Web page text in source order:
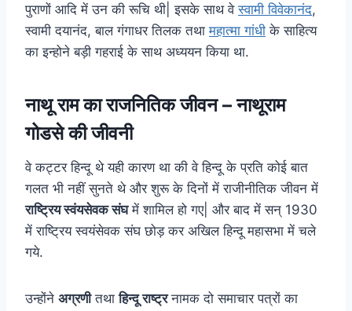
पुराणों आदि में उन की रूचि थी| इसके साथ वेस्वामी विवेकानंद,
स्वामी दयानंद, बाल गंगाधर तिलक तथामहात्मा गांधी के साहित्य
का इन्होने बड़ी गहराई के साथ अध्ययन किया था.
नाथू राम का राजनितिक जीवन – नाथूराम
गोडसे की जीवनी
वे कट्टर हिन्दू थे यही कारण था की वे हिन्दू के प्रति कोई बात
गलत भी नहीं सुनते थे और शुरू के दिनों में राजीनीतिक जीवन में
राष्ट्रिय स्वंयसेवक संघमें शामिल हो गए| और बाद में सन् 1930
में राष्ट्रिय स्वयंसेवक संघ छोड़ कर अखिल हिन्दू महासभा में चले
गये.
उन्होंने अग्रणीतथाहिन्दू राष्ट्रनामक दो समाचार पत्रों का